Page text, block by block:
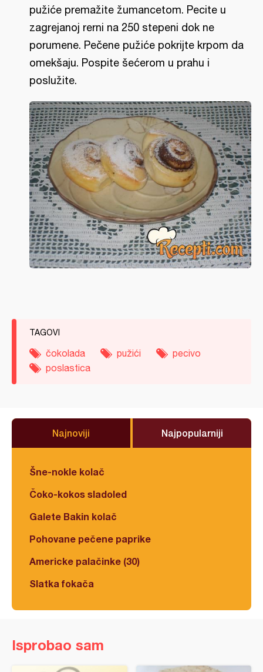
pužiće premažite žumancetom. Pecite u
zagrejanoj rerni na 250 stepeni dok ne
porumene. Pečene pužiće pokrijte krpom da
omekšaju. Pospite šećerom u prahu i
poslužite.
TAGOVI
čokolada pužići
pecivo
poslastica
Najnoviji Najpopularniji
Šne-nokle kolač
Čoko-kokos sladoled
Galete Bakin kolač
Pohovane pečene paprike
Americke palačinke (30)
Slatka fokača
Isprobao sam